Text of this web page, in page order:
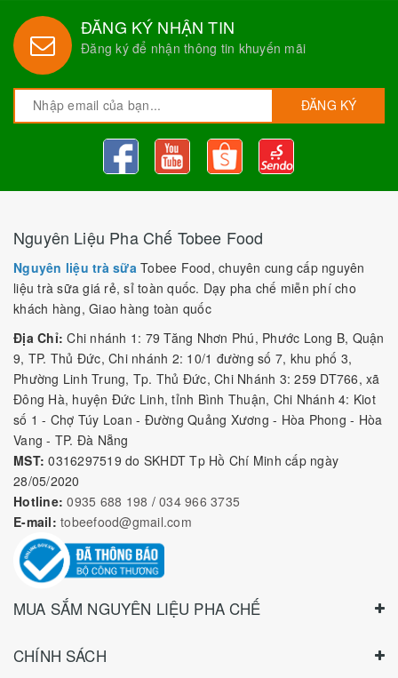
ĐĂNG KÝ NHẬN TIN
Đăng ký để nhận thông tin khuyến mãi
ĐĂNG KÝ
Nguyên Liệu Pha Chế Tobee Food
Nguyên liệu trà sữa Tobee Food, chuyên cung cấp nguyên
liệu trà sữa giá rẻ, sỉ toàn quốc. Dạy pha chế miễn phí cho
khách hàng, Giao hàng toàn quốc
Địa Chỉ: Chi nhánh 1: 79 Tăng Nhơn Phú, Phước Long B, Quận
9, TP. Thủ Đức, Chi nhánh 2: 10/1 đường số 7, khu phố 3,
Phường Linh Trung, Tp. Thủ Đức, Chi Nhánh 3: 259 DT766, xã
Đông Hà, huyện Đức Linh, tỉnh Bình Thuận, Chi Nhánh 4: Kiot
số 1 - Chợ Túy Loan - Đường Quảng Xương - Hòa Phong - Hòa
Vang - TP. Đà Nẵng
MST: 0316297519 do SKHDT Tp Hồ Chí Minh cấp ngày
28/05/2020
Hotline: 0935 688 198 / 034 966 3735
E-mail: tobeefood@gmail.com
MUA SẮM NGUYÊN LIỆU PHA CHẾ
CHÍNH SÁCH